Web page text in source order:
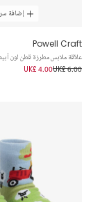
إضافة
Powell Craft
علاًقة ملابس مطرزة قطن لون أبيض
UK£ 6.00
UK£ 4.00